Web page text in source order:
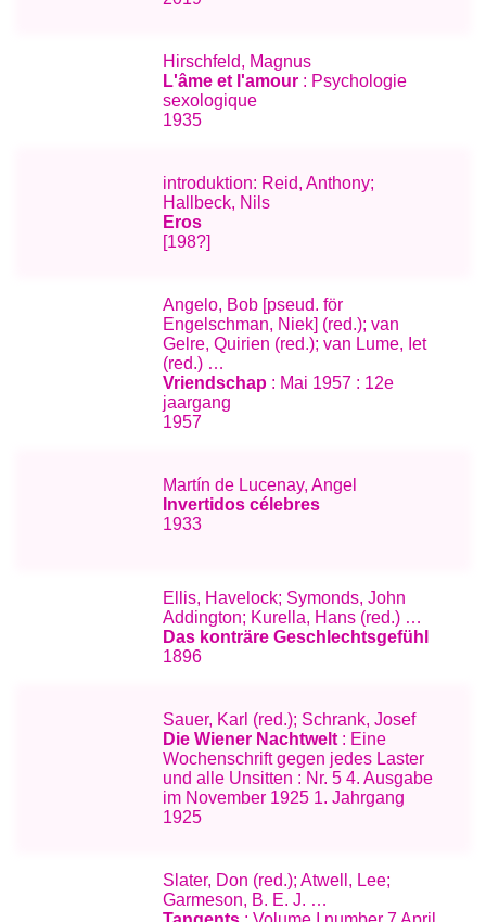
Hirschfeld, Magnus
L'âme et l'amour : Psychologie
sexologique
1935
introduktion: Reid, Anthony;
Hallbeck, Nils
Eros
[198?]
Angelo, Bob [pseud. för
Engelschman, Niek] (red.); van
Gelre, Quirien (red.); van Lume, Iet
(red.) …
Vriendschap : Mai 1957 : 12e
jaargang
1957
Martín de Lucenay, Angel
Invertidos célebres
1933
Ellis, Havelock; Symonds, John
Addington; Kurella, Hans (red.) …
Das konträre Geschlechtsgefühl
1896
Sauer, Karl (red.); Schrank, Josef
Die Wiener Nachtwelt : Eine
Wochenschrift gegen jedes Laster
und alle Unsitten : Nr. 5 4. Ausgabe
im November 1925 1. Jahrgang
1925
Slater, Don (red.); Atwell, Lee;
Garmeson, B. E. J. …